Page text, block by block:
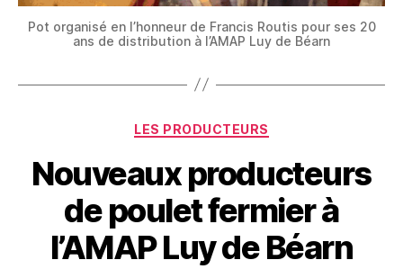
Pot organisé en l’honneur de Francis Routis pour ses 20
ans de distribution à l’AMAP Luy de Béarn
Catégories
LES PRODUCTEURS
Nouveaux producteurs
de poulet fermier à
l’AMAP Luy de Béarn